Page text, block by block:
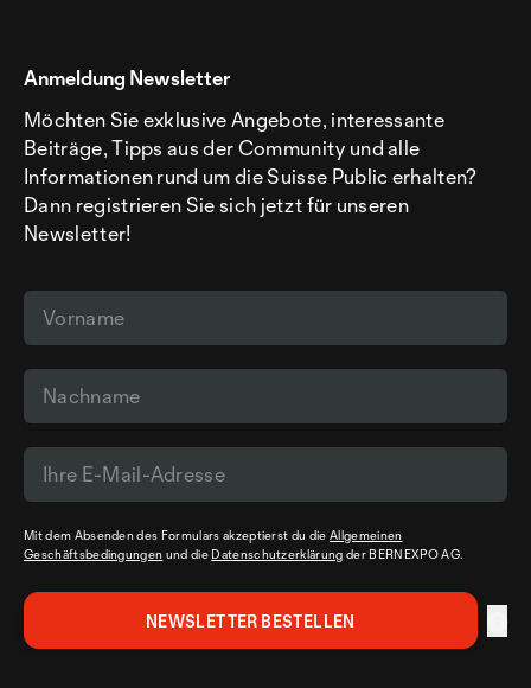
Anmeldung Newsletter
Möchten Sie exklusive Angebote, interessante
Beiträge, Tipps aus der Community und alle
Informationen rund um die Suisse Public erhalten?
Dann registrieren Sie sich jetzt für unseren
Newsletter!
Mit dem Absenden des Formulars akzeptierst du dieAllgemeinen
Geschäftsbedingungen und die Datenschutzerklärung der BERNEXPO AG.